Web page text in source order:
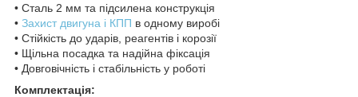
• Сталь 2 мм та підсилена конструкція
• Захист двигуна і КПП в одному виробі
• Стійкість до ударів, реагентів і корозії
• Щільна посадка та надійна фіксація
• Довговічність і стабільність у роботі
Комплектація: